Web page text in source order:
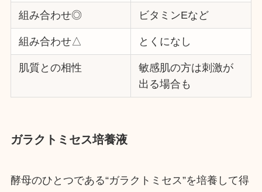
組み合わせ◎ ビタミンEなど
組み合わせ△ とくになし
肌質との相性
敏感肌の方は刺激が
出る場合も
ガラクトミセス培養液
酵母のひとつである“ガラクトミセス”を培養して得